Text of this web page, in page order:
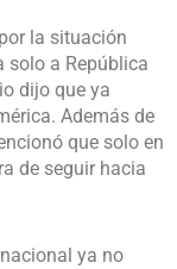
la situación
solo a República
dijo que ya
Además de
que solo en
de seguir hacia
ya no